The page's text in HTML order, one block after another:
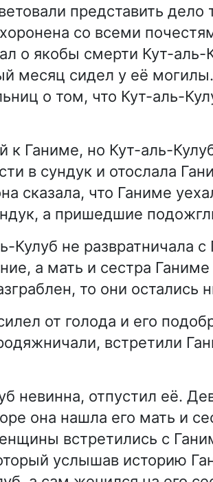
представить дело
со всеми
о якобы смерти Кут-аль-
месяц сидел у её
о том, что Кут-аль-
к Ганиме, но Кут-аль-
в сундук и отослала
сказала, что Ганиме
а пришедшие
Кулуб не развратничала с
а мать и сестра
то они остались
от голода и его
встретили
невинна, отпустил её.
она нашла его мать и
встретились с
услышав историю